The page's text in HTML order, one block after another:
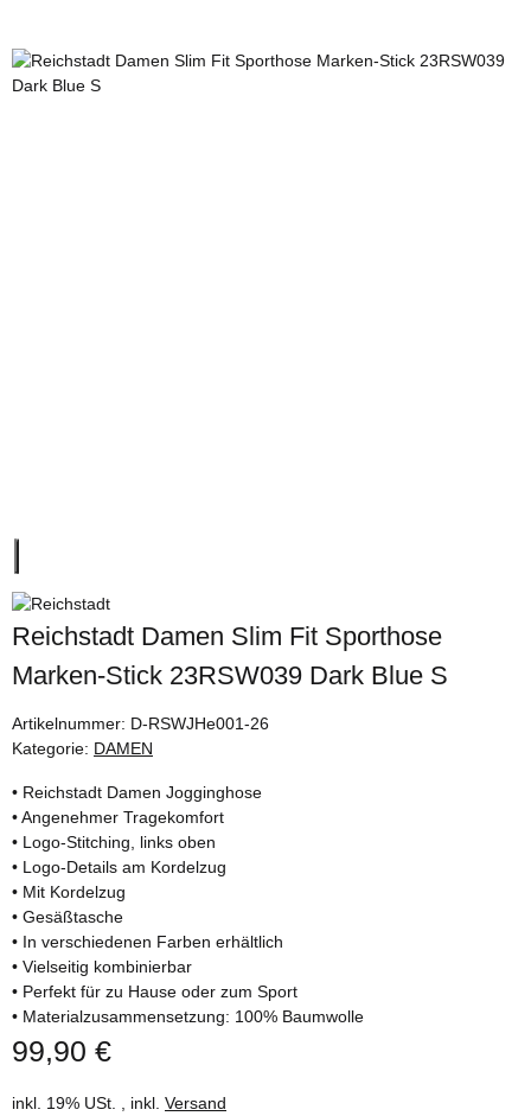
Reichstadt Damen Slim Fit Sporthose
Marken-Stick 23RSW039 Dark Blue S
Artikelnummer: D-RSWJHe001-26
Kategorie: DAMEN
• Reichstadt Damen Jogginghose
• Angenehmer Tragekomfort
• Logo-Stitching, links oben
• Logo-Details am Kordelzug
• Mit Kordelzug
• Gesäßtasche
• In verschiedenen Farben erhältlich
• Vielseitig kombinierbar
• Perfekt für zu Hause oder zum Sport
• Materialzusammensetzung: 100% Baumwolle
99,90 €
inkl. 19% USt. , inkl. Versand